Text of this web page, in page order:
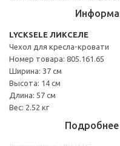
LYCKSELE ЛИКСЕЛЕ
Чехол для кресла-кровати
Номер товара: 805.161.65
Ширина: 37 см
Высота: 14 см
Длина: 57 см
Вес: 2.52 кг
Подробнее